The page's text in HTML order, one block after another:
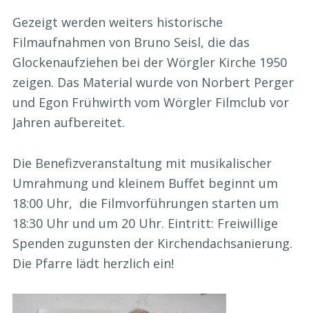
Gezeigt werden weiters historische
Filmaufnahmen von Bruno Seisl, die das
Glockenaufziehen bei der Wörgler Kirche 1950
zeigen. Das Material wurde von Norbert Perger
und Egon Frühwirth vom Wörgler Filmclub vor
Jahren aufbereitet.
Die Benefizveranstaltung mit musikalischer
Umrahmung und kleinem Buffet beginnt um
18:00 Uhr, die Filmvorführungen starten um
18:30 Uhr und um 20 Uhr. Eintritt: Freiwillige
Spenden zugunsten der Kirchendachsanierung.
Die Pfarre lädt herzlich ein!